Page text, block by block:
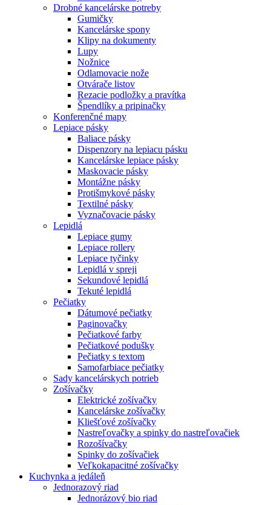
Drobné kancelárske potreby
Gumičky
Kancelárske spony
Klipy na dokumenty
Lupy
Nožnice
Odlamovacie nože
Otvárače listov
Rezacie podložky a pravítka
Špendlíky a pripinačky
Konferenčné mapy
Lepiace pásky
Baliace pásky
Dispenzory na lepiacu pásku
Kancelárske lepiace pásky
Maskovacie pásky
Montážne pásky
Protišmykové pásky
Textilné pásky
Vyznačovacie pásky
Lepidlá
Lepiace gumy
Lepiace rollery
Lepiace tyčinky
Lepidlá v spreji
Sekundové lepidlá
Tekuté lepidlá
Pečiatky
Dátumové pečiatky
Paginovačky
Pečiatkové farby
Pečiatkové podušky
Pečiatky s textom
Samofarbiace pečiatky
Sady kancelárskych potrieb
Zošívačky
Elektrické zošívačky
Kancelárske zošívačky
Kliešťové zošívačky
Nastreľovačky a spinky do nastreľovačiek
Rozošívačky
Spinky do zošívačiek
Veľkokapacitné zošívačky
Kuchynka a jedáleň
Jednorazový riad
Jednorázový bio riad